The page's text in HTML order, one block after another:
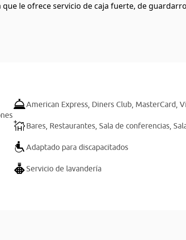
le ofrece servicio de caja fuerte, de
American Express, Diners Club, MasterCard,
Bares, Restaurantes, Sala de conferencias,
Adaptado para discapacitados
Servicio de lavandería